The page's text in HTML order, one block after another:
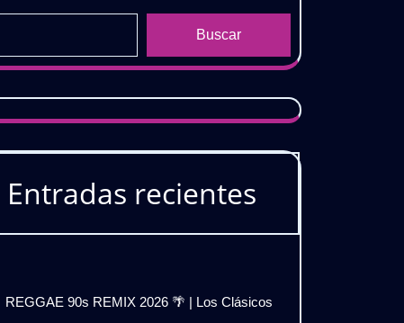
Buscar
Entradas recientes
REGGAE 90s REMIX 2026 🌴 | Los Clásicos